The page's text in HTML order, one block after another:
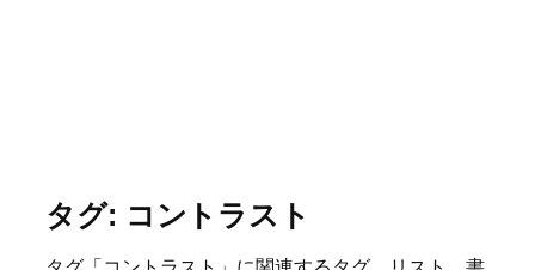
タグ: コントラスト